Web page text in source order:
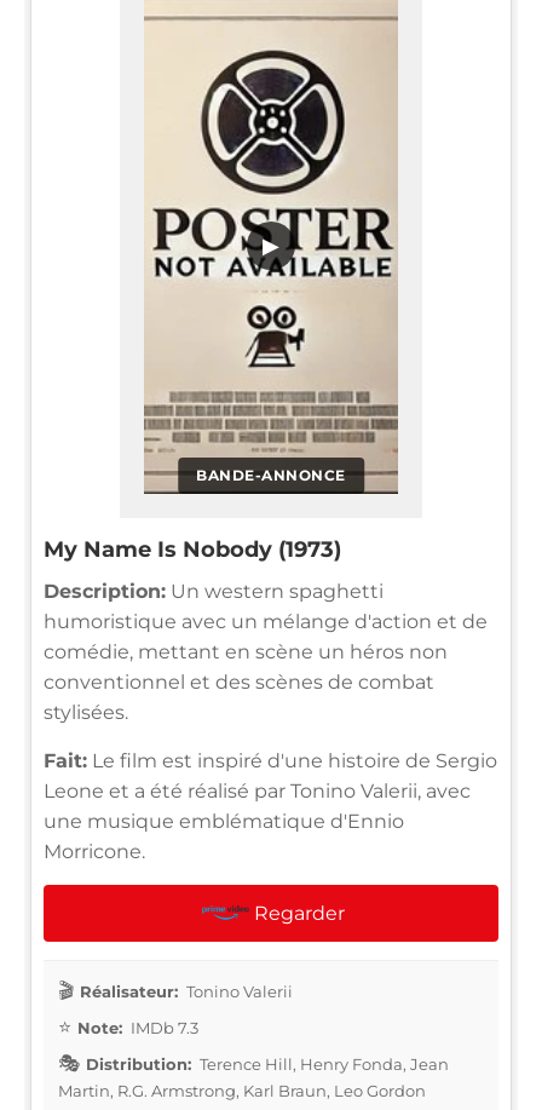
BANDE-ANNONCE
▶
My Name Is Nobody (1973)
Description: Un western spaghetti
humoristique avec un mélange d'action et de
comédie, mettant en scène un héros non
conventionnel et des scènes de combat
stylisées.
Fait: Le film est inspiré d'une histoire de Sergio
Leone et a été réalisé par Tonino Valerii, avec
une musique emblématique d'Ennio
Morricone.
Regarder
Réalisateur: Tonino Valerii
Note: IMDb 7.3
Distribution: Terence Hill, Henry Fonda, Jean
Martin, R.G. Armstrong, Karl Braun, Leo Gordon